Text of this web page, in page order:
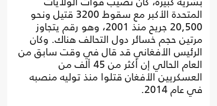
المتحدة الأكبر مع سقوط 3200 قتيل ونحو
20,500 جريح منذ 2001، وهو رقم يتجاوز
مرتين حجم خسائر دول التحالف هناك. وكان
الرئيس الأفغاني قد قال في وقت سابق من
العام الحالي إن أكثر من 45 ألف من
العسكريين الأفغان قتلوا منذ توليه منصبه
في عام 2014.